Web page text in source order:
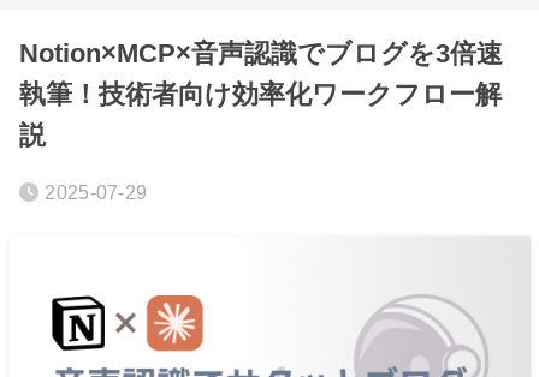
Notion×MCP×音声認識でブログを3倍速
執筆！技術者向け効率化ワークフロー解
説
2025-07-29